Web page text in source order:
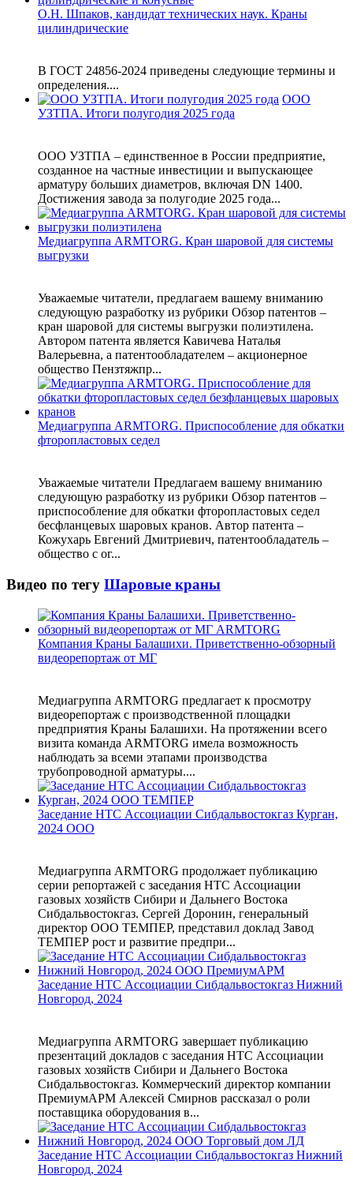
О.Н. Шпаков, кандидат технических наук. Краны
цилиндрические
В ГОСТ 24856-2024 приведены следующие термины и
определения....
ООО
УЗТПА. Итоги полугодия 2025 года
ООО УЗТПА – единственное в России предприятие,
созданное на частные инвестиции и выпускающее
арматуру больших диаметров, включая DN 1400.
Достижения завода за полугодие 2025 года...
Медиагруппа ARMTORG. Кран шаровой для системы
выгрузки
Уважаемые читатели, предлагаем вашему вниманию
следующую разработку из рубрики Обзор патентов –
кран шаровой для системы выгрузки полиэтилена.
Автором патента является Кавичева Наталья
Валерьевна, а патентообладателем – акционерное
общество Пензтяжпр...
Медиагруппа ARMTORG. Приспособление для обкатки
фторопластовых седел
Уважаемые читатели Предлагаем вашему вниманию
следующую разработку из рубрики Обзор патентов –
приспособление для обкатки фторопластовых седел
бесфланцевых шаровых кранов. Автор патента –
Кожухарь Евгений Дмитриевич, патентообладатель –
общество с ог...
Видео по тегу Шаровые краны
Компания Краны Балашихи. Приветственно-обзорный
видеорепортаж от МГ
Медиагруппа ARMTORG предлагает к просмотру
видеорепортаж с производственной площадки
предприятия Краны Балашихи. На протяжении всего
визита команда ARMTORG имела возможность
наблюдать за всеми этапами производства
трубопроводной арматуры....
Заседание НТС Ассоциации Сибдальвостокгаз Курган,
2024 ООО
Медиагруппа ARMTORG продолжает публикацию
серии репортажей с заседания НТС Ассоциации
газовых хозяйств Сибири и Дальнего Востока
Сибдальвостокгаз. Сергей Доронин, генеральный
директор ООО ТЕМПЕР, представил доклад Завод
ТЕМПЕР рост и развитие предпри...
Заседание НТС Ассоциации Сибдальвостокгаз Нижний
Новгород, 2024
Медиагруппа ARMTORG завершает публикацию
презентаций докладов с заседания НТС Ассоциации
газовых хозяйств Сибири и Дальнего Востока
Сибдальвостокгаз. Коммерческий директор компании
ПремиумАРМ Алексей Смирнов рассказал о роли
поставщика оборудования в...
Заседание НТС Ассоциации Сибдальвостокгаз Нижний
Новгород, 2024